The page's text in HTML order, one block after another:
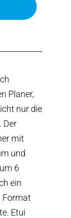
Planer,
nur die
Der
mit
und
6
ein
Format
Etui